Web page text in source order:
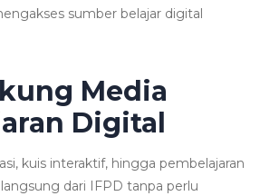
sumber belajar digital
Media
Digital
kuis interaktif, hingga pembelajaran
dari IFPD tanpa perlu